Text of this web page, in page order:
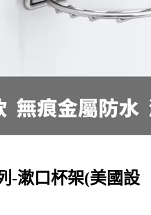
-漱口杯架(美國設